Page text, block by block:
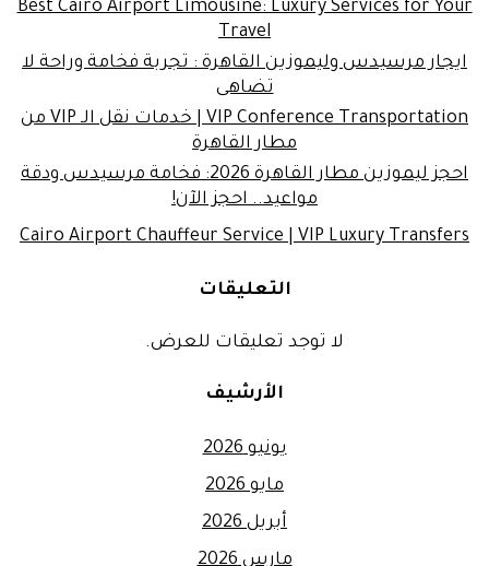
Best Cairo Airport Limousine: Luxury Services for Your
Travel
ايجار مرسيدس وليموزين القاهرة : تجربة فخامة وراحة لا
تضاهى
VIP Conference Transportation | خدمات نقل الـ VIP من
مطار القاهرة
احجز ليموزين مطار القاهرة 2026: فخامة مرسيدس ودقة
مواعيد.. احجز الآن!
Cairo Airport Chauffeur Service | VIP Luxury Transfers
التعليقات
لا توجد تعليقات للعرض.
الأرشيف
يونيو 2026
مايو 2026
أبريل 2026
مارس 2026